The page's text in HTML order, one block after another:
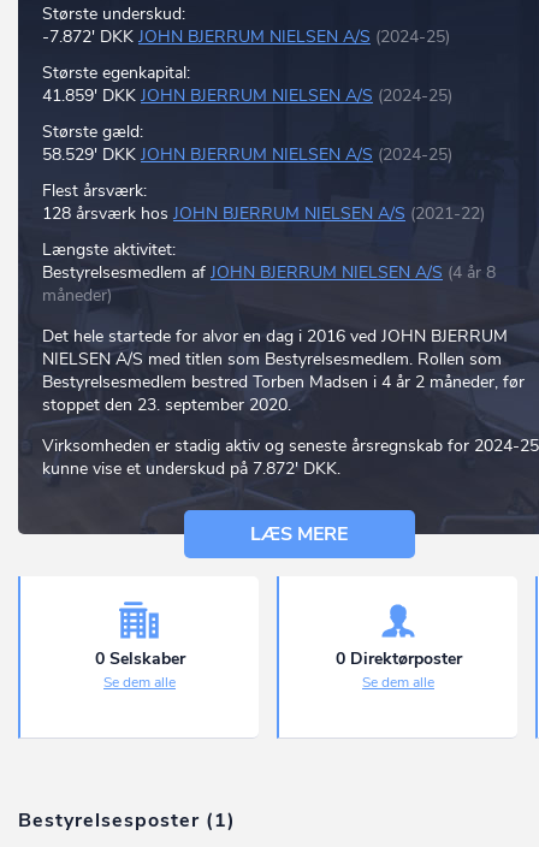
Største underskud:
-7.872' DKK JOHN BJERRUM NIELSEN A/S (2024-25)
Største egenkapital:
41.859' DKK JOHN BJERRUM NIELSEN A/S (2024-25)
Største gæld:
58.529' DKK JOHN BJERRUM NIELSEN A/S (2024-25)
Flest årsværk:
128 årsværk hos JOHN BJERRUM NIELSEN A/S (2021-22)
Længste aktivitet:
Bestyrelsesmedlem af JOHN BJERRUM NIELSEN A/S (4 år 8
måneder)
Det hele startede for alvor en dag i 2016 ved JOHN BJERRUM
NIELSEN A/S med titlen som Bestyrelsesmedlem. Rollen som
Bestyrelsesmedlem bestred Torben Madsen i 4 år 2 måneder, før
stoppet den 23. september 2020.
Virksomheden er stadig aktiv og seneste årsregnskab for 2024-25
kunne vise et underskud på 7.872' DKK.
LÆS MERE
0 Selskaber
Se dem alle
0 Direktørposter
Se dem alle
Bestyrelsesposter (1)